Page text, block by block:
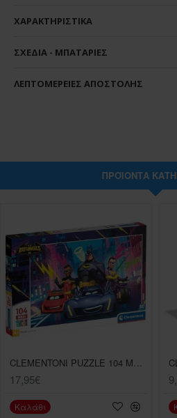
ΧΑΡΑΚΤΗΡΙΣΤΙΚΆ
ΣΧΈΔΙΑ - ΜΠΑΤΑΡΊΕΣ
ΛΕΠΤΟΜΈΡΕΙΕΣ ΑΠΟΣΤΟΛΉΣ
ΠΡΟΪΌΝΤΑ
CLEMENTONI PUZZLE 104 MAXI SUPER COLOR BATWHEELS
17,95€
Καλάθι